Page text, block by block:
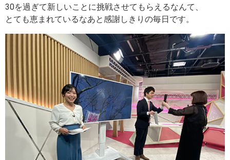
30を過ぎて新しいことに挑戦させてもらえるなんて、
とても恵まれているなあと感謝しきりの毎日です。